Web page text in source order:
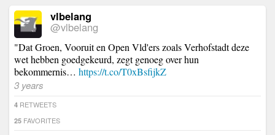
vlbelang
@vlbelang
"Dat Groen, Vooruit en Open Vld'ers zoals Verhofstadt deze
wet hebben goedgekeurd, zegt genoeg over hun
bekommernis… https://t.co/T0xBsfijkZ
3 years
4 RETWEETS
25 FAVORITES